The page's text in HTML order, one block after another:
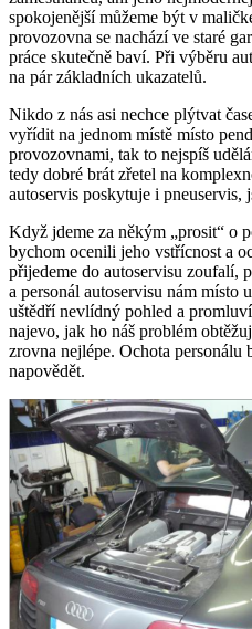
spokojenější můžeme být v
provozovna se nachází ve staré
práce skutečně baví. Při výběru
na pár základních ukazatelů.
Nikdo z nás asi nechce plýtvat
vyřídit na jednom místě místo
provozovnami, tak to nejspíš
tedy dobré brát zřetel na
autoservis poskytuje i pneuservis,
Když jdeme za někým „prosit“ o
bychom ocenili jeho vstřícnost a
přijedeme do autoservisu zoufalí,
a personál autoservisu nám
uštědří nevlídný pohled a
najevo, jak ho náš problém
zrovna nejlépe. Ochota personálu
napovědět.